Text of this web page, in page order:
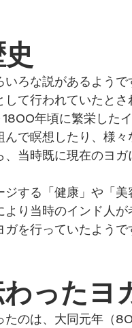
いろな説があるよう
して行われていたとさ
年頃に繁栄した
んで瞑想したり、様
、当時既に現在のヨ
ジする「健康」や「
より当時のインド人
ガを行っていたようで
わったヨ
たのは、大同元年（